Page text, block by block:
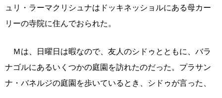
ュリ・ラーマクリシュナはドッキネッショルにある母カー
リーの寺院に住んでおられた。
Ｍは、日曜日は暇なので、友人のシドゥとともに、バラ
ナゴルにあるいくつかの庭園を訪れたのだった。プラサン
ナ・バネルジの庭園を歩いているとき、シドゥが言った、